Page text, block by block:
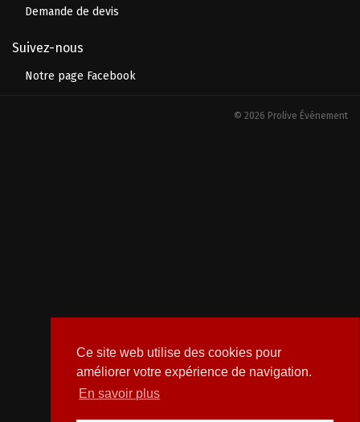
Ce site web utilise des cookies pour
améliorer votre expérience de navigation.
En savoir plus
Demande de devis
Suivez-nous
Notre page Facebook
© 2026 Prolive Événement